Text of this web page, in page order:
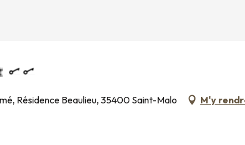
Résidence Beaulieu, 35400 Saint-Malo M'y